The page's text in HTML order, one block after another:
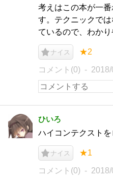
考えはこの本が一
す。テクニックで
ているので、わかり
ナイス ★2
コメント(0)
ひいろ
ハイコンテクスト
ナイス ★1
コメント(0)